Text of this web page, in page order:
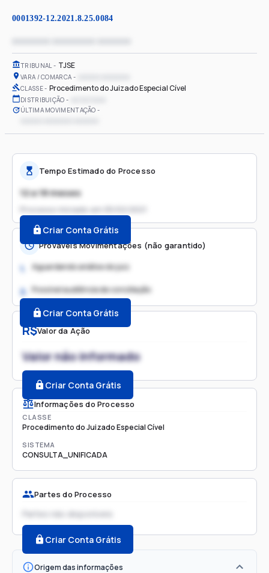
0001392-12.2021.8.25.0084
TRIBUNAL TJSE
VARA / COMARCA
CLASSE Procedimento do Juizado Especial Cível
DISTRIBUIÇÃO
ÚLTIMA MOVIMENTAÇÃO
R$Valor da Ação
Valor não informado
Criar Conta Grátis
Informações do Processo
CLASSE
Procedimento do Juizado Especial Cível
SISTEMA
CONSULTA_UNIFICADA
Partes do Processo
Partes não disponíveis
Criar Conta Grátis
Origem das informações
Tempo Estimado do Processo
12 a 18 meses
Processo iniciado em
Criar Conta Grátis
Prováveis Movimentações (não garantido)
1. Aguardando análise do juiz
2. Possível audiência de conciliação
Criar Conta Grátis